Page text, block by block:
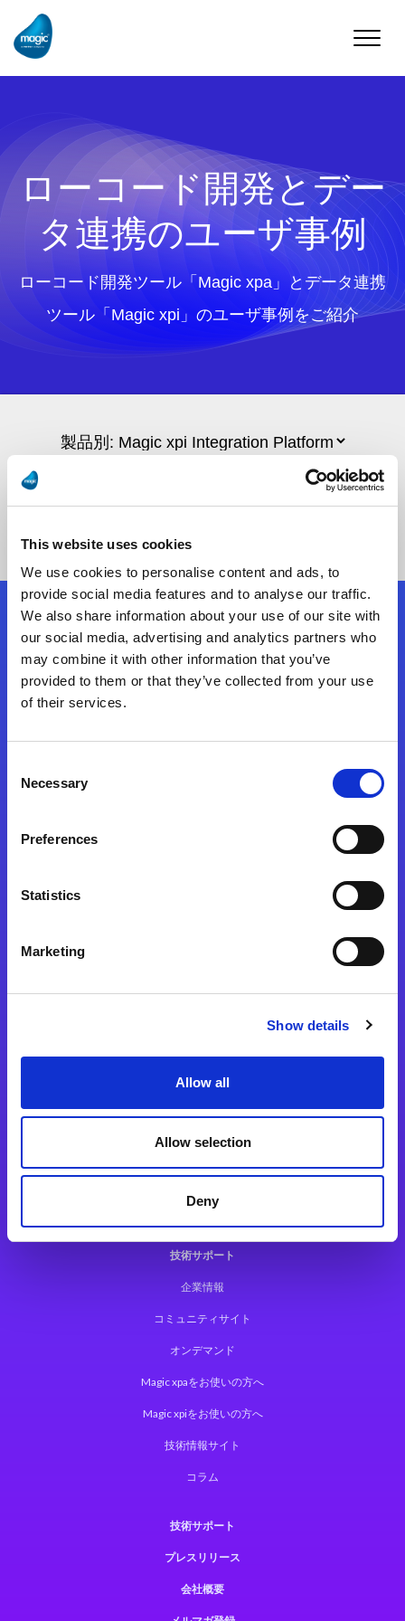
This website uses cookies
We use cookies to personalise content and ads, to
provide social media features and to analyse our traffic.
We also share information about your use of our site with
our social media, advertising and analytics partners who
may combine it with other information that you’ve
provided to them or that they’ve collected from your use
of their services.
Selection
Necessary
Preferences
Statistics
Marketing
Show details
Allow all
Allow selection
Deny
Toggle
ローコード開発とデー
タ連携のユーザ事例
ローコード開発ツール「Magic xpa」とデータ連携
ツール「Magic xpi」のユーザ事例をご紹介
お問合せ
フォローする
Magic xpa関連ソフトウェア
Magic xpi
Magic xpi製品詳細
Magic xpi購入後手続きのご案内
Magic xpi Cloud Gateway
技術サポート
企業情報
コミュニティサイト
オンデマンド
Magic xpaをお使いの方へ
Magic xpiをお使いの方へ
技術情報サイト
コラム
技術サポート
プレスリリース
会社概要